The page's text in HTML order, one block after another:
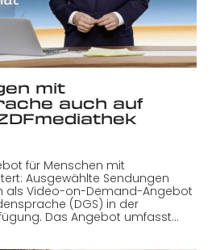
mit
auch auf
für Menschen mit
Ausgewählte Sendungen
als Video-on-Demand-Angebot
(DGS) in der
Das Angebot umfasst…